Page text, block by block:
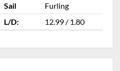
Sail
Furling
L/D: 12.99 / 1.80